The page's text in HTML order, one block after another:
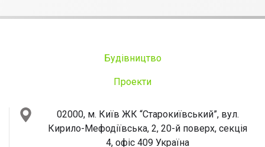
Будівництво
Проекти
02000, м. Київ ЖК “Старокиївський”, вул.
Кирило-Мефодіївська, 2, 20-й поверх, секція
4, офіс 409 Україна